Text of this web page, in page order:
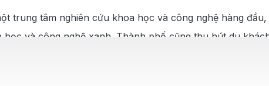
trung tâm nghiên cứu khoa học và công nghệ hàng
và công nghệ xanh. Thành phố cũng thu hút du